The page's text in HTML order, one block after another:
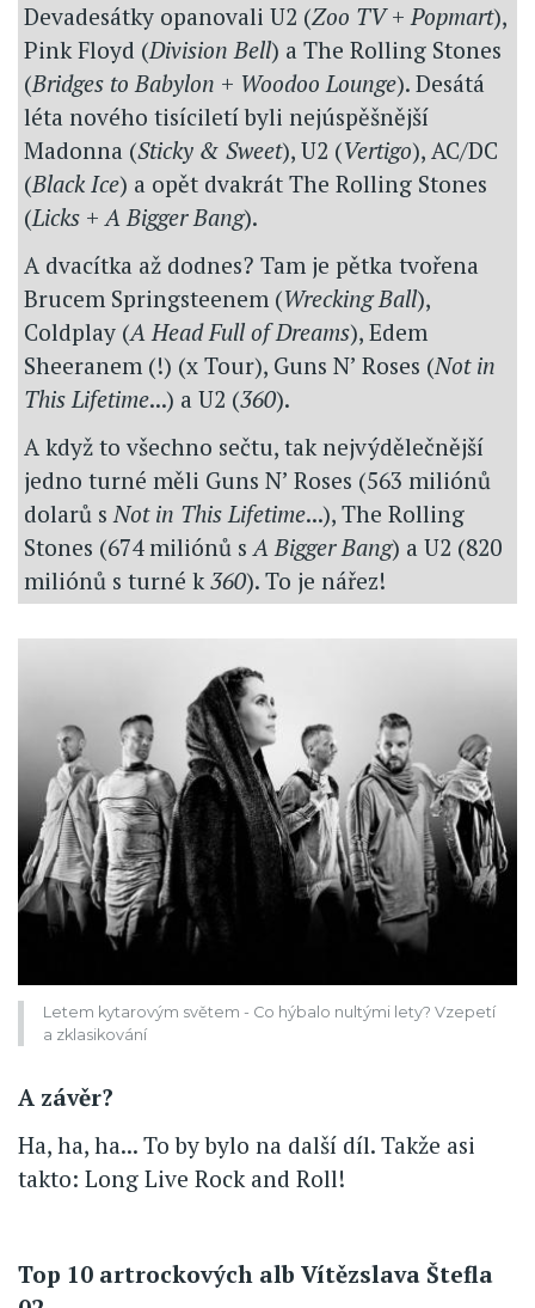
Devadesátky opanovali U2 (Zoo TV+Popmart),
Pink Floyd (Division Bell) a The Rolling Stones
(Bridges to Babylon + Woodoo Lounge). Desátá
léta nového tisíciletí byli nejúspěšnější
Madonna (Sticky & Sweet), U2 (Vertigo), AC/DC
(Black Ice) a opět dvakrát The Rolling Stones
(Licks +A Bigger Bang).
A dvacítka až dodnes? Tam je pětka tvořena
Brucem Springsteenem (Wrecking Ball),
Coldplay (A Head Full of Dreams), Edem
Sheeranem (!) (x Tour), Guns N’ Roses (Not in
This Lifetime...) a U2 (360).
A když to všechno sečtu, tak nejvýdělečnější
jedno turné měli Guns N’ Roses (563 miliónů
dolarů sNot in This Lifetime...), The Rolling
Stones (674 miliónů sA Bigger Bang) a U2 (820
miliónů s turné k360). To je nářez!
Letem kytarovým světem - Co hýbalo nultými lety? Vzepetí
a zklasikování
A závěr?
Ha, ha, ha... To by bylo na další díl. Takže asi
takto: Long Live Rock and Roll!
Top 10 artrockových alb Vítězslava Štefla